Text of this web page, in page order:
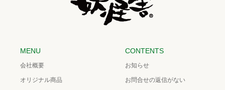
MENU
会社概要
オリジナル商品
CONTENTS
お知らせ
お問合せの返信がない